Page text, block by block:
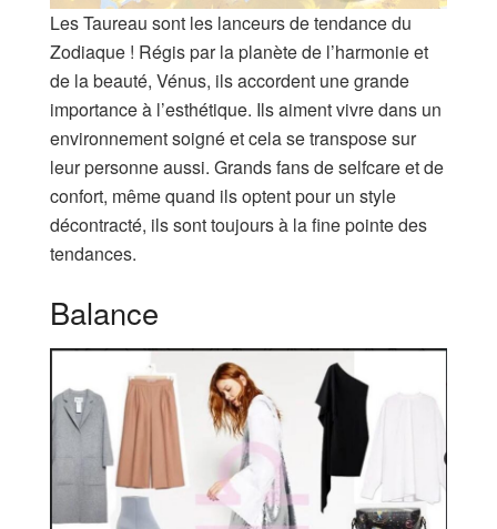
Les Taureau sont les lanceurs de tendance du
Zodiaque ! Régis par la planète de l’harmonie et
de la beauté, Vénus, ils accordent une grande
importance à l’esthétique. Ils aiment vivre dans un
environnement soigné et cela se transpose sur
leur personne aussi. Grands fans de selfcare et de
confort, même quand ils optent pour un style
décontracté, ils sont toujours à la fine pointe des
tendances.
Balance